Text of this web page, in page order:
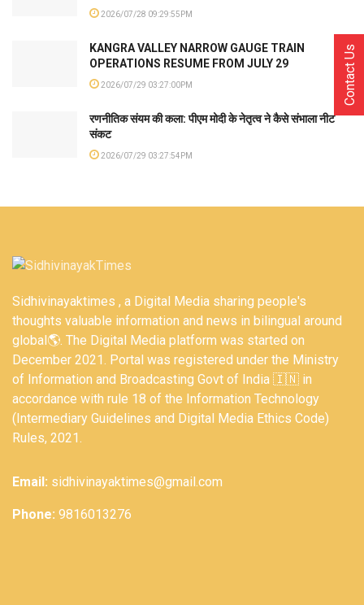
2026/07/28 09:29:55PM
KANGRA VALLEY NARROW GAUGE TRAIN
OPERATIONS RESUME FROM JULY 29
2026/07/29 03:27:00PM
रणनीतिक संयम की कला: पीएम मोदी के नेतृत्व ने कैसे संभाला नीट
संकट
2026/07/29 03:27:54PM
Sidhivinayaktimes , a Digital Media sharing people's
thoughts valuable information and news in bilingual around
global🌎. The Digital Media platform was started on
December 2021. Portal was registered under the Ministry
of Information and Broadcasting Govt of India 🇮🇳 in
accordance with rule 18 of the Information Technology
(Intermediary Guidelines and Digital Media Ethics Code)
Rules, 2021.
Email: sidhivinayaktimes@gmail.com
Phone: 9816013276
Contact Us